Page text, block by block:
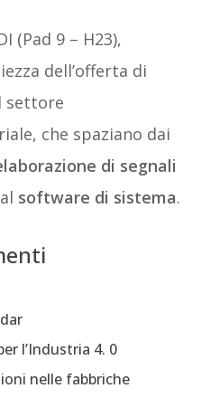
(Pad 9 – H23),
dell’offerta di
settore
che spaziano dai
di segnali
software di sistema.
l’Industria 4. 0
nelle fabbriche